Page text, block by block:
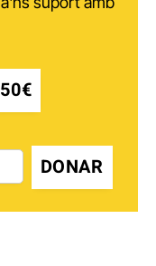
50€
DONAR